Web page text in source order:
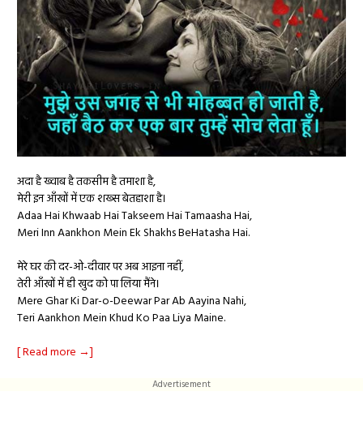
अदा है ख्वाब है तकसीम है तमाशा है,
मेरी इन आँखों में एक शख्स बेतहाशा है।
Adaa Hai Khwaab Hai Takseem Hai Tamaasha Hai,
Meri Inn Aankhon Mein Ek Shakhs BeHatasha Hai.
मेरे घर की दर-ओ-दीवार पर अब आइना नहीं,
तेरी आँखों में ही खुद को पा लिया मैंने।
Mere Ghar Ki Dar-o-Deewar Par Ab Aayina Nahi,
Teri Aankhon Mein Khud Ko Paa Liya Maine.
[ Read more →]
Advertisement